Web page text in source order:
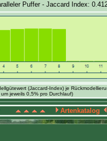
Puffer - Jaccard Index:
(Jaccard-Index) je
jeweils 0,5% pro Durchlauf)
Artenkatalog